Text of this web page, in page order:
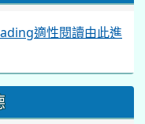
適性閱讀由此進